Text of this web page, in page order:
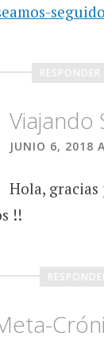
RESPONDER
Viajando
JUNIO 6, 2018
Hola, gracias
!!